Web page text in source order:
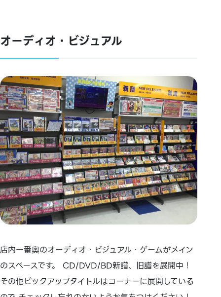
オーディオ・ビジュアル
店内一番奥のオーディオ・ビジュアル・ゲームがメイン
のスペースです。 CD/DVD/BD新譜、旧譜を展開中！
その他ピックアップタイトルはコーナーに展開している